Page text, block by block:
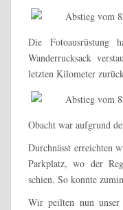
Die Fotoausrüstung
Wanderrucksack
letzten Kilometer
Obacht war aufgrund
Durchnässt erreichten
Parkplatz, wo der
schien. So konnte
Wir peilten nun